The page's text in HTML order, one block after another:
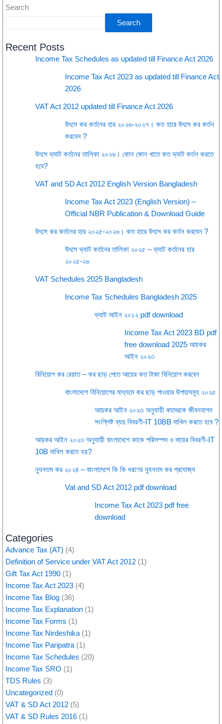
Search
Search
Recent Posts
Income Tax Schedules as updated till Finance Act 2026
Income Tax Act 2023 as updated till Finance Act
2026
VAT Act 2012 updated till Finance Act 2026
উৎসে কর কর্তনের হার ২০২৬-২০২৭। কত হারে উৎসে কর কর্তন
করবেন ?
উৎসে ভ্যাট কর্তনের তালিকা ২০২৬। কোন কোন খাতে কত ভ্যাট কর্তন করতে
হবে?
VAT and SD Act 2012 English Version Bangladesh
Income Tax Act 2023 (English Version) –
Official NBR Publication & Download Guide
উৎসে কর কর্তনের হার ২০২৫-২০২৬। কত হারে উৎসে কর কর্তন করবেন ?
উৎসে ভ্যাট কর্তনের তালিকা ২০২৫ – ভ্যাট কর্তনের হার
২০২৫-২৬
VAT Schedules 2025 Bangladesh
Income Tax Schedules Bangladesh 2025
ভ্যাট আইন ২০১২ pdf download
Income Tax Act 2023 BD pdf
free download 2025 আয়কর
আইন ২০২৩
বিনিয়োগ কর রেয়াত – কর ছাড় পেতে আয়ের কত টাকা বিনিয়োগ করবেন
বাংলাদেশে বিনিয়োগের মাধ্যমে কর ছাড় পাওয়ার উপায়সমূহ ২০২৫
আয়কর আইন ২০২৩ অনুযায়ী কাদেরকে জীবনযাপন
সংশ্লিষ্ট ব্যয় বিবরণী-IT 10BB দাখিল করতে হবে ?
আয়কর আইন ২০২৩ অনুযায়ী বাংলাদেশে কাকে পরিসম্পদ ও দায়ের বিবরণী-IT
10B দাখিল করতে হয়?
ন্যূনতম কর ২০২৪ – বাংলাদেশে কি কি ধরণের ন্যূনতম কর প্রযোজ্য
Vat and SD Act 2012 pdf download
Income Tax Act 2023 pdf free
download
Categories
Advance Tax (AT) (4)
Definition of Service under VAT Act 2012 (1)
Gift Tax Act 1990 (1)
Income Tax Act 2023 (4)
Income Tax Blog (36)
Income Tax Explanation (1)
Income Tax Forms (1)
Income Tax Nirdeshika (1)
Income Tax Paripatra (1)
Income Tax Schedules (20)
Income Tax SRO (1)
TDS Rules (3)
Uncategorized (0)
VAT & SD Act 2012 (5)
VAT & SD Rules 2016 (1)